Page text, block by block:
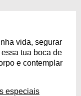
vida, segurar
tua boca de
e contemplar
especiais